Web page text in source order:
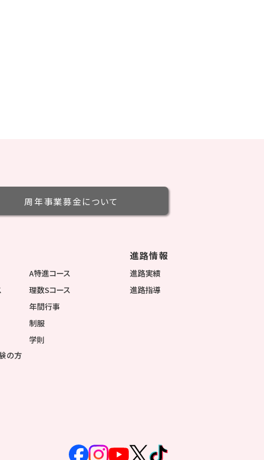
周年事業募金について
A特進コース
理数Sコース
年間行事
制服
学則
の方
進路情報
進路実績
進路指導